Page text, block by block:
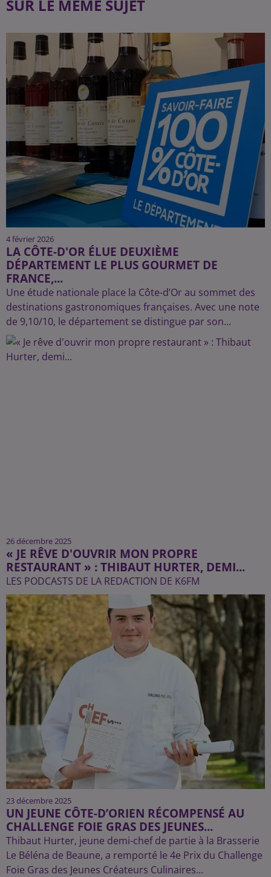
SUR LE MÊME SUJET
4 février 2026
LA CÔTE-D'OR ÉLUE DEUXIÈME
DÉPARTEMENT LE PLUS GOURMET DE
FRANCE,...
Une étude nationale place la Côte-d’Or au sommet des
destinations gastronomiques françaises. Avec une note
de 9,10/10, le département se distingue par son...
26 décembre 2025
« JE RÊVE D'OUVRIR MON PROPRE
RESTAURANT » : THIBAUT HURTER, DEMI...
LES PODCASTS DE LA REDACTION DE K6FM
23 décembre 2025
UN JEUNE CÔTE-D’ORIEN RÉCOMPENSÉ AU
CHALLENGE FOIE GRAS DES JEUNES...
Thibaut Hurter, jeune demi-chef de partie à la Brasserie
Le Béléna de Beaune, a remporté le 4e Prix du Challenge
Foie Gras des Jeunes Créateurs Culinaires...